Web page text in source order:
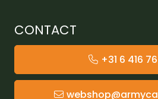
CONTACT
+31 6 416